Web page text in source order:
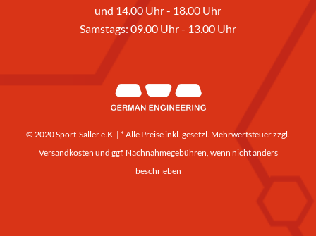
und 14.00 Uhr - 18.00 Uhr
Samstags: 09.00 Uhr - 13.00 Uhr
© 2020 Sport-Saller e.K. | * Alle Preise inkl. gesetzl. Mehrwertsteuer zzgl.
Versandkosten und ggf. Nachnahmegebühren, wenn nicht anders
beschrieben